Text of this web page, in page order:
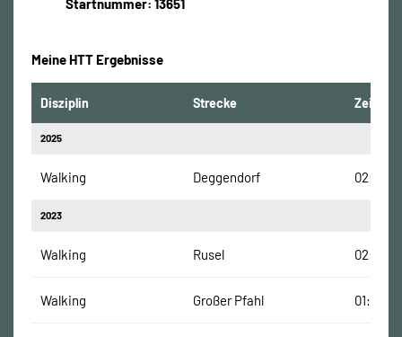
Startnummer: 13651
Meine HTT Ergebnisse
Disziplin Strecke Zeit
2025
Walking Deggendorf
2023
Walking Rusel
Walking Großer Pfahl